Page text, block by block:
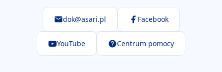
dok@asari.pl Facebook
YouTube Centrum pomocy